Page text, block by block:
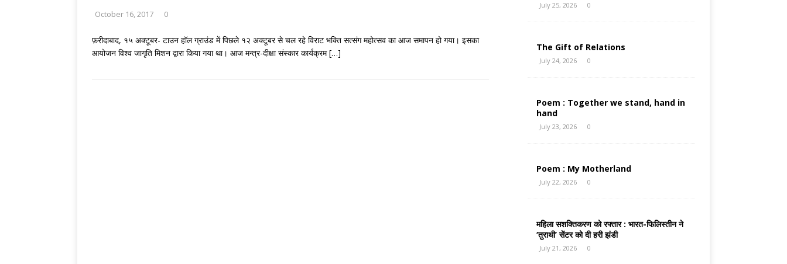
October 16, 2017 0
फ़रीदाबाद, १५ अक्टूबर- टाउन हॉल ग्राउंड में पिछले १२ अक्टूबर से चल रहे विराट भक्ति सत्संग महोत्सव का आज समापन हो गया। इसका
आयोजन विश्व जागृति मिशन द्वारा किया गया था। आज मन्त्र-दीक्षा संस्कार कार्यक्रम[…]
July 25, 2026 0
The Gift of Relations
July 24, 2026 0
Poem : Together we stand, hand in
hand
July 23, 2026 0
Poem : My Motherland
July 22, 2026 0
महिला सशक्तिकरण को रफ्तार : भारत-फिलिस्तीन ने
‘तुराथी’ सेंटर को दी हरी झंडी
July 21, 2026 0